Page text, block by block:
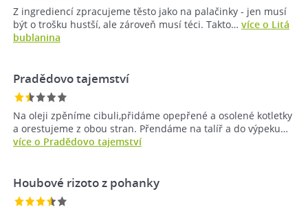
Z ingrediencí zpracujeme těsto jako na palačinky - jen musí
být o trošku hustší, ale zároveň musí téci. Takto… více o Litá
bublanina
Pradědovo tajemství
Na oleji zpěníme cibuli,přidáme opepřené a osolené kotletky
a orestujeme z obou stran. Přendáme na talíř a do výpeku…
více o Pradědovo tajemství
Houbové rizoto z pohanky